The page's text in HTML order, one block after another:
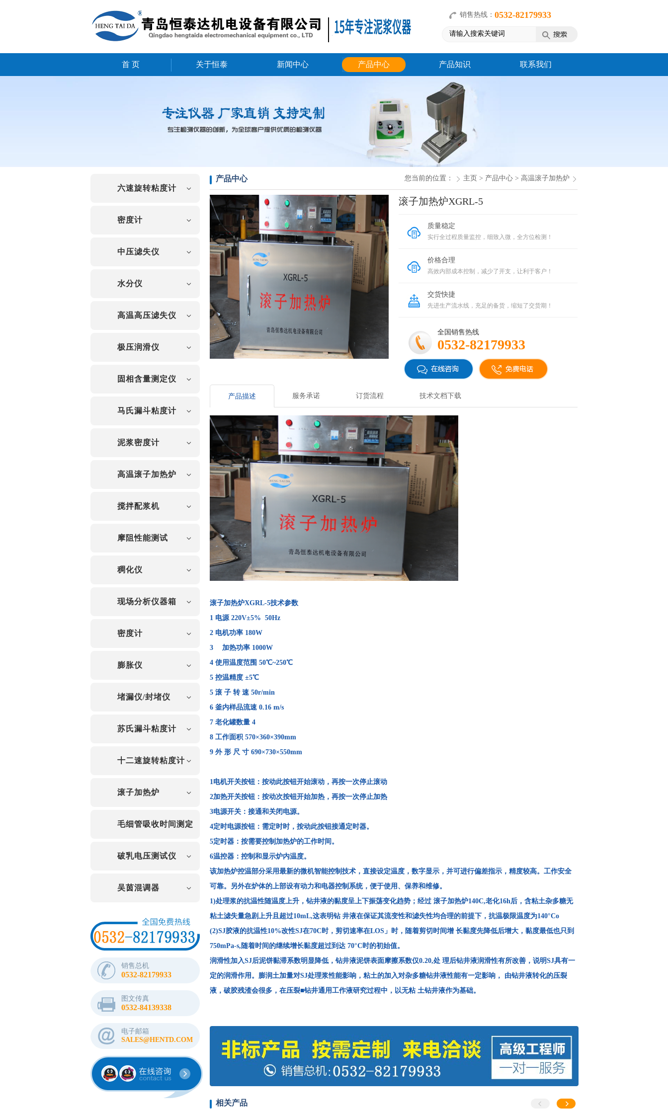
销售热线： 0532-82179933
首 页 关于恒泰 新闻中心 产品中心 产品知识 联系我们
六速旋转粘度计
密度计
中压滤失仪
水分仪
高温高压滤失仪
极压润滑仪
固相含量测定仪
马氏漏斗粘度计
泥浆密度计
高温滚子加热炉
搅拌配浆机
摩阻性能测试
稠化仪
现场分析仪器箱
密度计
膨胀仪
堵漏仪/封堵仪
苏氏漏斗粘度计
十二速旋转粘度计
滚子加热炉
毛细管吸收时间测定
仪
破乳电压测试仪
吴茵混调器
销售总机
0532-82179933
图文传真
0532-84139338
电子邮箱
SALES@HENTD.COM
产品中心 您当前的位置： 主页 > 产品中心 > 高温滚子加热炉
滚子加热炉XGRL-5
质量稳定
实行全过程质量监控，细致入微，全方位检测！
价格合理
高效内部成本控制，减少了开支，让利于客户！
交货快捷
先进生产流水线，充足的备货，缩短了交货期！
全国销售热线
0532-82179933
产品描述 服务承诺 订货流程 技术文档下载
滚子加热炉XGRL-5技术参数
1 电源 220V±5% 50Hz
2 电机功率 180W
3
加热功率 1000W
4 使用温度范围 50℃~250℃
5 控温精度 ±5℃
5 滚 子 转 速 50r/min
6 釜内样品流速 0.16 m/s
7 老化罐数量 4
8 工作面积 570×360×390mm
9 外 形 尺 寸 690×730×550mm
1电机开关按钮：按动此按钮开始滚动，再按一次停止滚动
2加热开关按钮：按动次按钮开始加热，再按一次停止加热
3电源开关：接通和关闭电源。
4定时电源按钮：需定时时，按动此按钮接通定时器。
5定时器：按需要控制加热炉的工作时间。
6温控器：控制和显示炉内温度。
该加热炉控温部分采用最新的微机智能控制技术，直接设定温度，数字显示，并可进行偏差指示，精度较高。工作安全
可靠。另外在炉体的上部设有动力和电器控制系统，便于使用、保养和维修。
1)处理浆的抗温性随温度上升，钻井液的黏度呈上下振荡变化趋势；经过 滚子加热炉140C,老化16h后，含粘土杂多糖无
粘土滤失量急剧上升且超过10mL,这表明钻 井液在保证其流变性和滤失性均合理的前提下，抗温极限温度为140°Co
(2)SJ胶液的抗温性10%改性SJ在70C时，剪切速率在LOS」时，随着剪切时间增 长黏度先降低后增大，黏度最低也只到
750mPa-s,随着时间的继续增长黏度超过到达 70°C时的初始值。
润滑性加入SJ后泥饼黏滞系数明显降低，钻井液泥饼表面摩擦系数仅0.20,处 理后钻井液润滑性有所改善，说明SJ具有一
定的润滑作用。膨润土加量对SJ处理浆性能影响，粘土的加入对杂多糖钻井液性能有一定影响， 由钻井液转化的压裂
液，破胶残渣会很多，在压裂■钻井通用工作液研究过程中，以无粘 土钻井液作为基础。
相关产品